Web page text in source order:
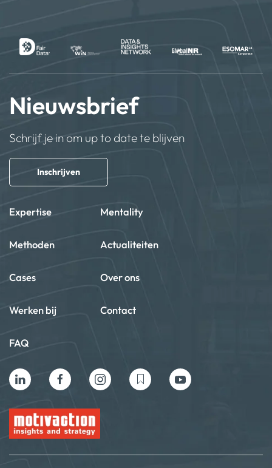
Nieuwsbrief
Schrijf je in om up to date te blijven
Inschrijven
Expertise Mentality
Methoden Actualiteiten
Cases Over ons
Werken bij Contact
FAQ